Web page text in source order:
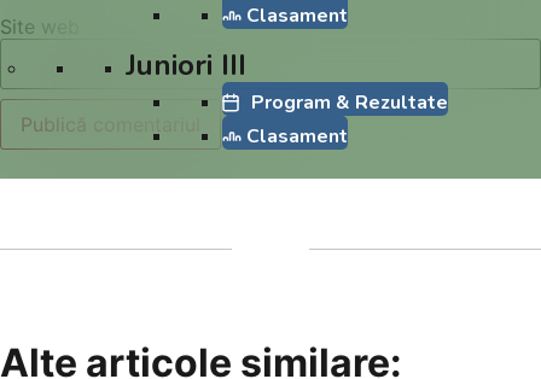
Clasament
Juniori III
Program & Rezultate
Clasament
Site web
Alte articole similare: